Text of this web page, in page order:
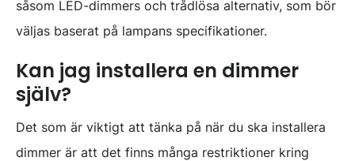
såsom LED-dimmers och trådlösa alternativ, som bör
väljas baserat på lampans specifikationer.
Kan jag installera en dimmer
själv?
Det som är viktigt att tänka på när du ska installera
dimmer är att det finns många restriktioner kring